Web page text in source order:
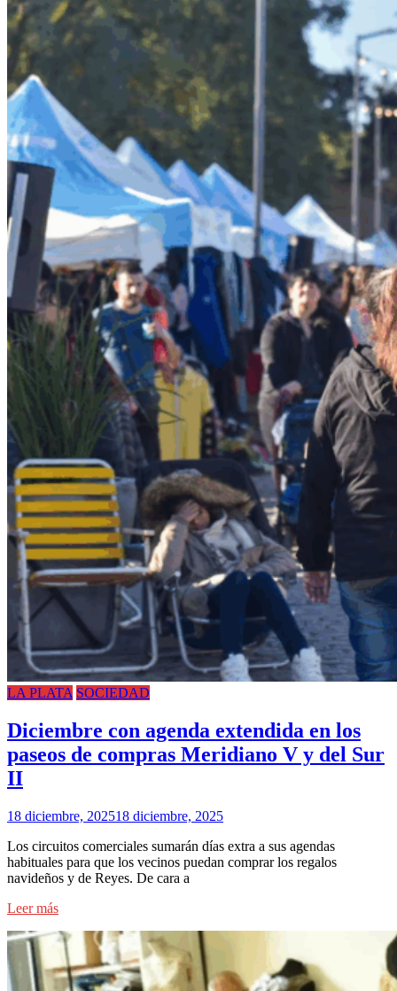
LA PLATA SOCIEDAD
Diciembre con agenda extendida en los
paseos de compras Meridiano V y del Sur
II
18 diciembre, 202518 diciembre, 2025
Los circuitos comerciales sumarán días extra a sus agendas
habituales para que los vecinos puedan comprar los regalos
navideños y de Reyes. De cara a
Leer más